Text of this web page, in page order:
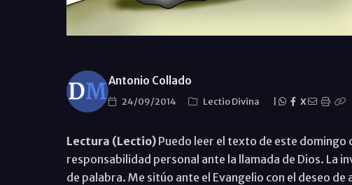
Antonio Collado
24/09/2014 Lectio Divina X
Lectura (Lectio) Puedo leer el texto de este domingo
responsabilidad personal ante la llamada de Dios. La
de palabra. Me sitúo ante el Evangelio con el deseo